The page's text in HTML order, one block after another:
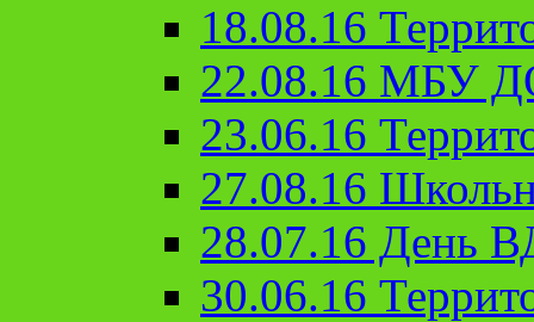
18.08.16
22.08.16 МБУ
23.06.16
27.08.16
28.07.16 День
30.06.16